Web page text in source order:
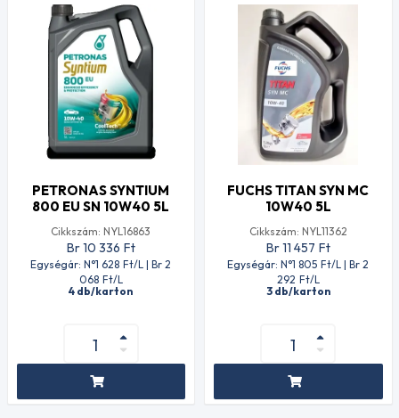
PETRONAS SYNTIUM
800 EU SN 10W40 5L
Cikkszám: NYL16863
Br 10 336 Ft
Egységár: N°1 628 Ft/L | Br 2
068 Ft/L
4 db/karton
FUCHS TITAN SYN MC
10W40 5L
Cikkszám: NYL11362
Br 11 457 Ft
Egységár: N°1 805 Ft/L | Br 2
292 Ft/L
3 db/karton